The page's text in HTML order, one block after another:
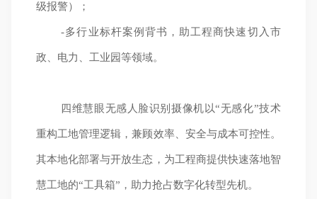
级报警）；
-多行业标杆案例背书，助工程商快速切入市
政、电力、工业园等领域。
四维慧眼无感人脸识别摄像机以“无感化”技术
重构工地管理逻辑，兼顾效率、安全与成本可控性。
其本地化部署与开放生态，为工程商提供快速落地智
慧工地的“工具箱”，助力抢占数字化转型先机。